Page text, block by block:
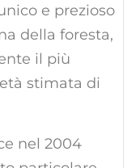
e prezioso
della foresta,
il più
stimata di
nel 2004